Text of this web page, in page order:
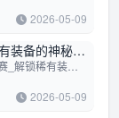
2026-05-09
装备的神秘钥
独享尊贵体
2026-05-09